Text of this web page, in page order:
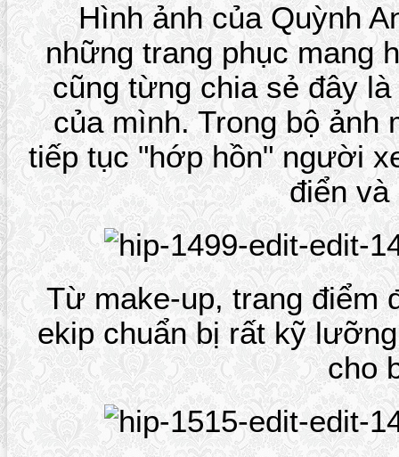
Hình ảnh của Quỳnh
những trang phục mang
cũng từng chia sẻ đây
của mình. Trong bộ ảnh
tiếp tục "hớp hồn" người
điển và
Từ make-up, trang
ekip chuẩn bị rất kỹ
cho